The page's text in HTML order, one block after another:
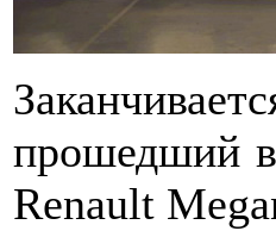
прошедший в
Renault